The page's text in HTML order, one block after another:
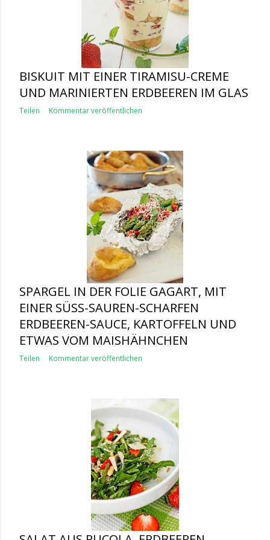
BISKUIT MIT EINER TIRAMISU-CREME
UND MARINIERTEN ERDBEEREN IM GLAS
Teilen Kommentar veröffentlichen
SPARGEL IN DER FOLIE GAGART, MIT
EINER SÜSS-SAUREN-SCHARFEN E
RDBEEREN-SAUCE, KARTOFFELN UND E
TWAS VOM MAISHÄHNCHEN
Teilen Kommentar veröffentlichen